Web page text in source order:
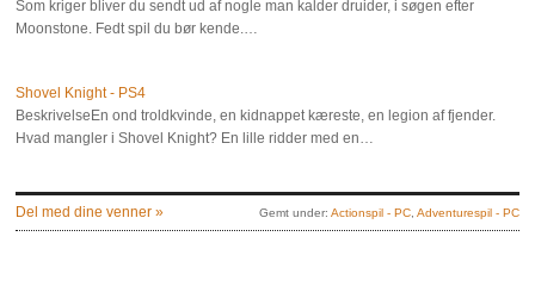
Som kriger bliver du sendt ud af nogle man kalder druider, i søgen efter
Moonstone. Fedt spil du bør kende.…
Shovel Knight - PS4
BeskrivelseEn ond troldkvinde, en kidnappet kæreste, en legion af fjender.
Hvad mangler i Shovel Knight? En lille ridder med en…
Del med dine venner » Gemt under: Actionspil - PC, Adventurespil - PC